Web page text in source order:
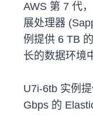
AWS 第 7 代
展处理器
例提供 6 TB
长的数据环境
U7i-6tb 实例
Gbps 的